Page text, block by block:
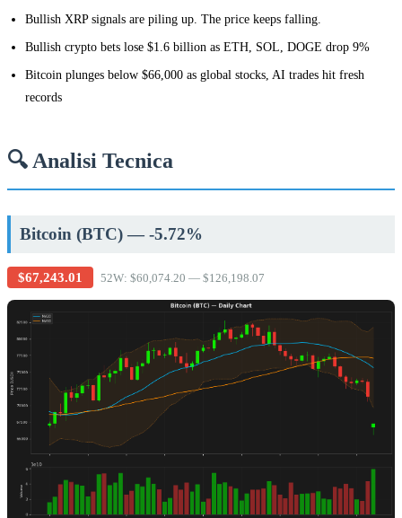
Bullish XRP signals are piling up. The price keeps falling.
Bullish crypto bets lose $1.6 billion as ETH, SOL, DOGE drop 9%
Bitcoin plunges below $66,000 as global stocks, AI trades hit fresh
records
🔍 Analisi Tecnica
Bitcoin (BTC) — -5.72%
$67,243.01 52W: $60,074.20 — $126,198.07